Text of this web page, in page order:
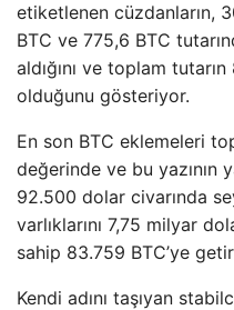
etiketlenen cüzdanların,
BTC ve 775,6 BTC
aldığını ve toplam
olduğunu gösteriyor.
En son BTC eklemeleri
değerinde ve bu yazının
92.500 dolar civarında
varlıklarını 7,75 milyar
sahip 83.759 BTC’ye
Kendi adını taşıyan